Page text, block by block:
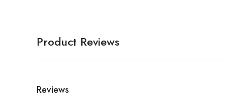
Product Reviews
Reviews